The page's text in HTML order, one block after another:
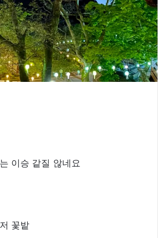
이승 같질 않네요
꽃밭